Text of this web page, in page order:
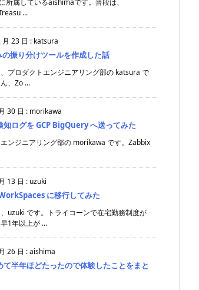
所属しているaishimaです。普段は、
...
23 日 : katsura
振り分けツールを作成した話
プロダクトエンジニアリング部の katsura で
、Zo ...
30 日 : morikawa
ログを GCP BigQuery へ送ってみた
ンジニアリング部の morikawa です。Zabbix
13 日 : uzuki
に移行してみた
uzuki です。トライコーンで在宅勤務制度が
1年以上が ...
26 日 :aishima
て半年ほどたったので体験したことをまと